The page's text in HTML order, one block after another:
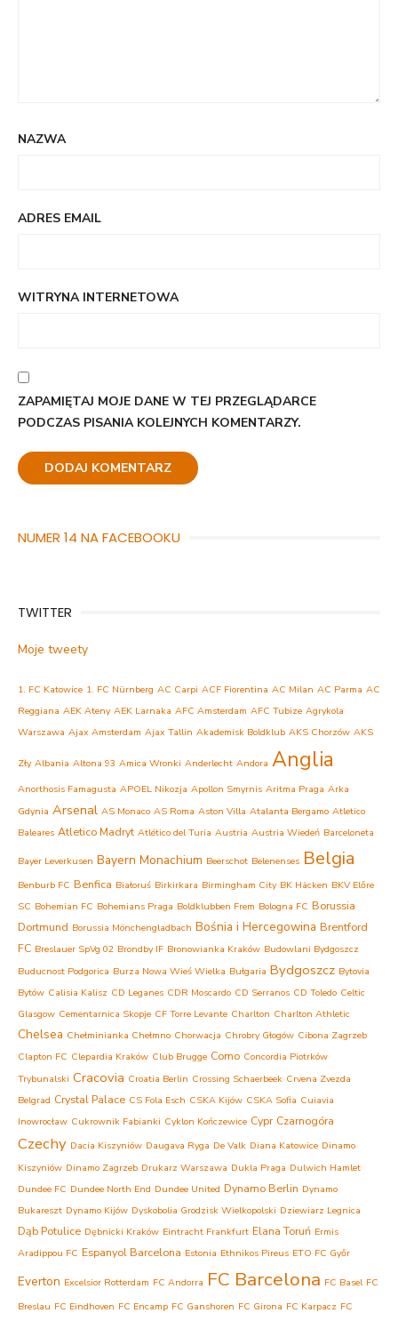
NAZWA
ADRES EMAIL
WITRYNA INTERNETOWA
ZAPAMIĘTAJ MOJE DANE W TEJ PRZEGLĄDARCE
PODCZAS PISANIA KOLEJNYCH KOMENTARZY.
NUMER 14 NA FACEBOOKU
TWITTER
Moje tweety
1. FC Katowice 1. FC Nürnberg AC Carpi ACF Fiorentina AC Milan AC Parma AC
Reggiana AEK Ateny AEK Larnaka AFC Amsterdam AFC Tubize Agrykola
Warszawa Ajax Amsterdam Ajax Tallin Akademisk Boldklub AKS Chorzów AKS
Zły Albania Altona 93 Amica Wronki Anderlecht Andora Anglia
Anorthosis Famagusta APOEL Nikozja Apollon Smyrnis Aritma Praga Arka
Gdynia Arsenal AS Monaco AS Roma Aston Villa Atalanta Bergamo Atletico
Baleares Atletico Madryt Atlético del Turia Austria Austria Wiedeń Barceloneta
Bayer Leverkusen Bayern Monachium Beerschot Belenenses Belgia
Benburb FC Benfica Białoruś Birkirkara Birmingham City BK Häcken BKV Előre
SC Bohemian FC Bohemians Praga Boldklubben Frem Bologna FC Borussia
Dortmund Borussia Mönchengladbach Bośnia i Hercegowina Brentford
FC Breslauer SpVg 02 Brondby IF Bronowianka Kraków Budowlani Bydgoszcz
Buducnost Podgorica Burza Nowa Wieś Wielka Bułgaria Bydgoszcz Bytovia
Bytów Calisia Kalisz CD Leganes CDR Moscardo CD Serranos CD Toledo Celtic
Glasgow Cementarnica Skopje CF Torre Levante Charlton Charlton Athletic
Chelsea Chełminianka Chełmno Chorwacja Chrobry Głogów Cibona Zagrzeb
Clapton FC Clepardia Kraków Club Brugge Como Concordia Piotrków
Trybunalski Cracovia Croatia Berlin Crossing Schaerbeek Crvena Zvezda
Belgrad Crystal Palace CS Fola Esch CSKA Kijów CSKA Sofia Cuiavia
Inowrocław Cukrownik Fabianki Cyklon Kończewice Cypr Czarnogóra
Czechy Dacia Kiszyniów Daugava Ryga De Valk Diana Katowice Dinamo
Kiszyniów Dinamo Zagrzeb Drukarz Warszawa Dukla Praga Dulwich Hamlet
Dundee FC Dundee North End Dundee United Dynamo Berlin Dynamo
Bukareszt Dynamo Kijów Dyskobolia Grodzisk Wielkopolski Dziewiarz Legnica
Dąb Potulice Dębnicki Kraków Eintracht Frankfurt Elana Toruń Ermis
Aradippou FC Espanyol Barcelona Estonia Ethnikos Pireus ETO FC Győr
Everton Excelsior Rotterdam FC Andorra FC Barcelona FC Basel FC
Breslau FC Eindhoven FC Encamp FC Ganshoren FC Girona FC Karpacz FC